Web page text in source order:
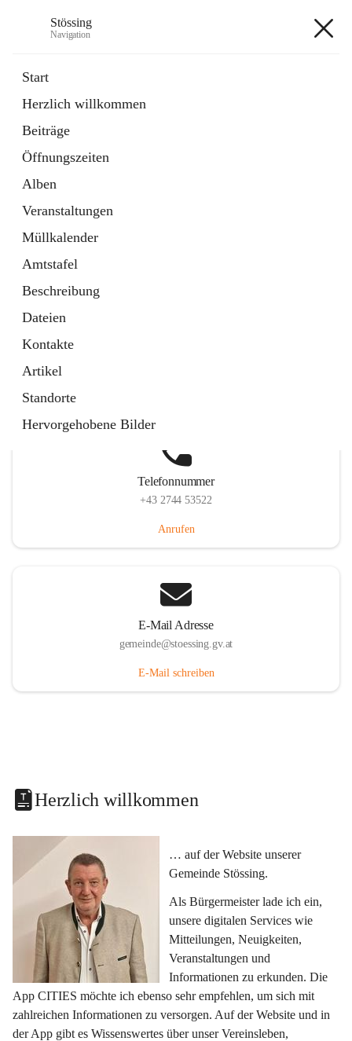
Stössing
Navigation
Start
Herzlich willkommen
Beiträge
Öffnungszeiten
Alben
Veranstaltungen
Müllkalender
Amtstafel
Beschreibung
Dateien
Kontakte
Artikel
Standorte
Hervorgehobene Bilder
Datei
in
Tab
Kindergarten
öffnet
in
neuem
Tab
Telefonnummer
+43 2744 53522
Anrufen
E-Mail Adresse
gemeinde@stoessing.gv.at
E-Mail schreiben
Herzlich willkommen
… auf der Website unserer
Gemeinde Stössing.
Als Bürgermeister lade ich ein,
unsere digitalen Services wie
Mitteilungen, Neuigkeiten,
Veranstaltungen und
Informationen zu erkunden. Die
App CITIES möchte ich ebenso sehr empfehlen, um sich mit
zahlreichen Informationen zu versorgen. Auf der Website und in
der App gibt es Wissenswertes über unser Vereinsleben,